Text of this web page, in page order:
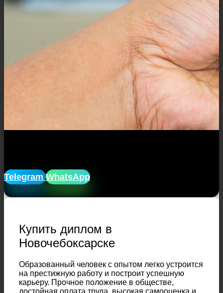
Telegram WhatsApp
Купить диплом в
Новочебоксарске
Образованный человек с опытом легко устроится
на престижную работу и построит успешную
карьеру. Прочное положение в обществе,
достойная оплата труда, высокая самооценка и